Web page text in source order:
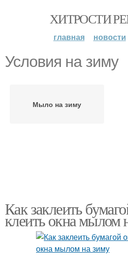
ХИТРОСТИ
главная новости
Условия на зиму
Мыло на зиму
Как заклеить
клеить окна мылом